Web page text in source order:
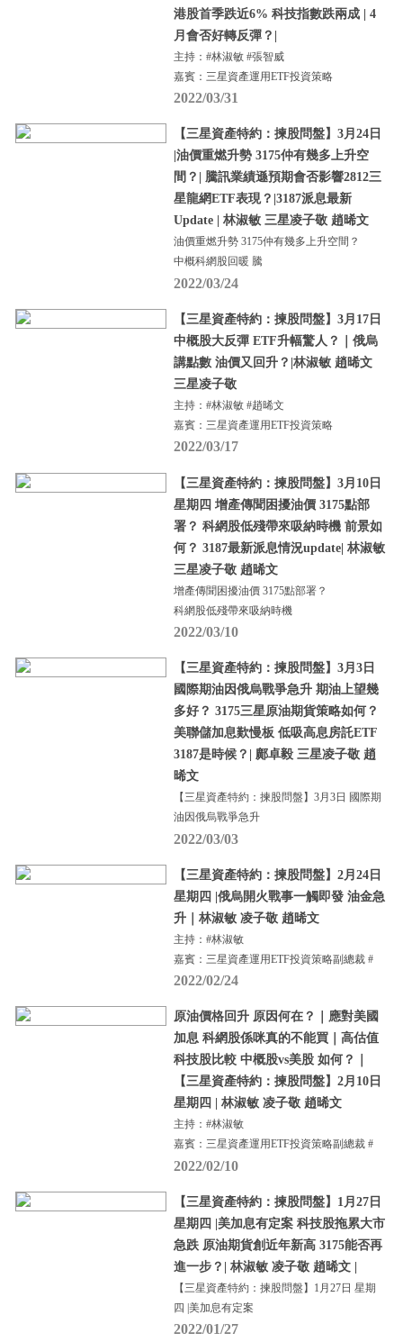
港股首季跌近6% 科技指數跌兩成 | 4
月會否好轉反彈？|
主持：#林淑敏 #張智威
嘉賓：三星資產運用ETF投資策略
2022/03/31
【三星資產特約：揀股問盤】3月24日
|油價重燃升勢 3175仲有幾多上升空
間？| 騰訊業績遜預期會否影響2812三
星龍網ETF表現？|3187派息最新
Update | 林淑敏 三星凌子敬 趙晞文
油價重燃升勢 3175仲有幾多上升空間？
中概科網股回暖 騰
2022/03/24
【三星資產特約：揀股問盤】3月17日
中概股大反彈 ETF升幅驚人？｜俄烏
講點數 油價又回升？|林淑敏 趙晞文
三星凌子敬
主持：#林淑敏 #趙晞文
嘉賓：三星資產運用ETF投資策略
2022/03/17
【三星資產特約：揀股問盤】3月10日
星期四 增產傳聞困擾油價 3175點部
署？ 科網股低殘帶來吸納時機 前景如
何？ 3187最新派息情況update| 林淑敏
三星凌子敬 趙晞文
增產傳聞困擾油價 3175點部署？
科網股低殘帶來吸納時機
2022/03/10
【三星資產特約：揀股問盤】3月3日
國際期油因俄烏戰爭急升 期油上望幾
多好？ 3175三星原油期貨策略如何？
美聯儲加息歎慢板 低吸高息房託ETF
3187是時候？| 鄺卓毅 三星凌子敬 趙
晞文
【三星資產特約：揀股問盤】3月3日 國際期
油因俄烏戰爭急升
2022/03/03
【三星資產特約：揀股問盤】2月24日
星期四 |俄烏開火戰事一觸即發 油金急
升｜林淑敏 凌子敬 趙晞文
主持：#林淑敏
嘉賓：三星資產運用ETF投資策略副總裁 #
2022/02/24
原油價格回升 原因何在？｜應對美國
加息 科網股係咪真的不能買｜高估值
科技股比較 中概股vs美股 如何？｜
【三星資產特約：揀股問盤】2月10日
星期四 | 林淑敏 凌子敬 趙晞文
主持：#林淑敏
嘉賓：三星資產運用ETF投資策略副總裁 #
2022/02/10
【三星資產特約：揀股問盤】1月27日
星期四 |美加息有定案 科技股拖累大市
急跌 原油期貨創近年新高 3175能否再
進一步？| 林淑敏 凌子敬 趙晞文 |
【三星資產特約：揀股問盤】1月27日 星期
四 |美加息有定案
2022/01/27